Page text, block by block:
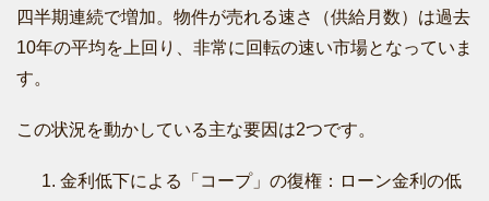
四半期連続で増加。物件が売れる速さ（供給月数）は過去
10年の平均を上回り、非常に回転の速い市場となっていま
す。
この状況を動かしている主な要因は2つです。
金利低下による「コープ」の復権：ローン金利の低